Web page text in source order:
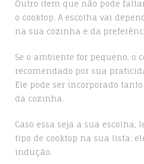
Outro item que não pode
o cooktop. A escolha vai
na sua cozinha e da
Se o ambiente for pequeno, o
recomendado por sua
Ele pode ser incorporado
da cozinha.
Caso essa seja a sua escolha,
tipo de cooktop na sua lista:
indução.